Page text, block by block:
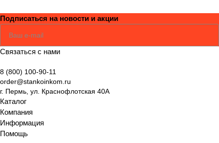
Подписаться на новости и акции
Связаться с нами
8 (800) 100-90-11
order@stankoinkom.ru
г. Пермь, ул. Краснофлотская 40А
Каталог
Компания
Информация
Помощь